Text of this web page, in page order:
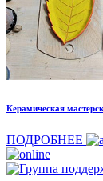
Керамическая
ПОДРОБНЕЕ